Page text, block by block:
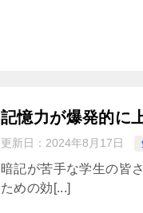
記憶力が爆発的に
更新日： 2024年8月17日
暗記が苦手な学生の皆
ための効[...]